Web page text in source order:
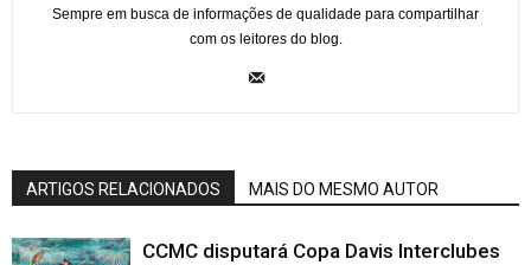
Sempre em busca de informações de qualidade para compartilhar
com os leitores do blog.
ARTIGOS RELACIONADOS MAIS DO MESMO AUTOR
CCMC disputará Copa Davis Interclubes